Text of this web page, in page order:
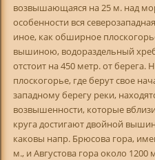
возвышающаяся на 25 м. над
особенности вся
иное, как обширное
вышиною, водораздельный
отстоит на 450 метр. от берега.
плоскогорье, где берут свое
западному берегу реки,
возвышенности, которые
круга достигают двойной
каковы напр. Брюсова гора,
м., и Августова гора около